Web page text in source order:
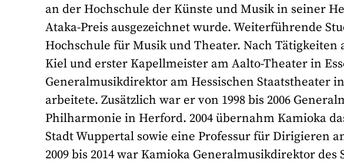
an der Hochschule der Künste und Musik in seiner
Ataka-Preis ausgezeichnet wurde. Weiterführende
Hochschule für Musik und Theater. Nach
Kiel und erster Kapellmeister am Aalto-Theater in
Generalmusikdirektor am Hessischen Staatstheater
arbeitete. Zusätzlich war er von 1998 bis 2006
Philharmonie in Herford. 2004 übernahm Kamioka
Stadt Wuppertal sowie eine Professur für Dirigieren
2009 bis 2014 war Kamioka Generalmusikdirektor